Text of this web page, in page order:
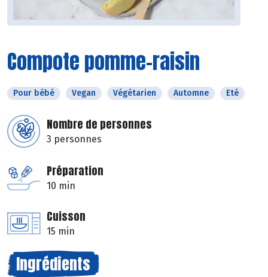
Compote pomme-raisin
Pour bébé Vegan Végétarien Automne Eté
Nombre de personnes
3 personnes
Préparation
10 min
Cuisson
15 min
Ingrédients